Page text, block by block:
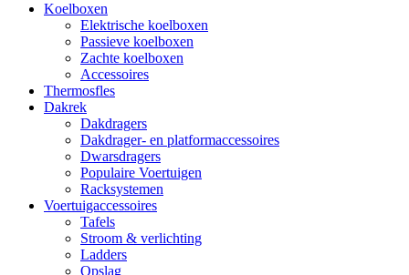
Koelboxen
Elektrische koelboxen
Passieve koelboxen
Zachte koelboxen
Accessoires
Thermosfles
Dakrek
Dakdragers
Dakdrager- en platformaccessoires
Dwarsdragers
Populaire Voertuigen
Racksystemen
Voertuigaccessoires
Tafels
Stroom & verlichting
Ladders
Opslag